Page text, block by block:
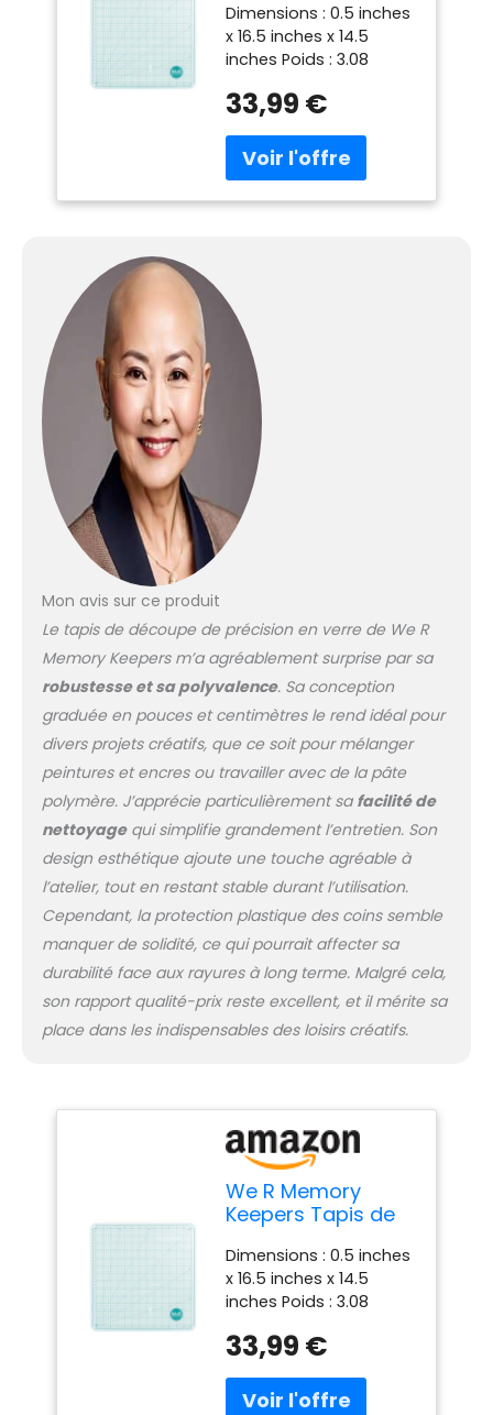
précision Verre 13
Dimensions : 0.5 inches
x 16.5 inches x 14.5
inches Poids : 3.08
33,99 €
Mon avis sur ce produit
Le tapis de découpe de précision en verre de We R
Memory Keepers m’a agréablement surprise par sa
robustesse et sa polyvalence. Sa conception
graduée en pouces et centimètres le rend idéal pour
divers projets créatifs, que ce soit pour mélanger
peintures et encres ou travailler avec de la pâte
polymère. J’apprécie particulièrement sa facilité de
nettoyagequi simplifie grandement l’entretien. Son
design esthétique ajoute une touche agréable à
l’atelier, tout en restant stable durant l’utilisation.
Cependant, la protection plastique des coins semble
manquer de solidité, ce qui pourrait affecter sa
durabilité face aux rayures à long terme. Malgré cela,
son rapport qualité-prix reste excellent, et il mérite sa
place dans les indispensables des loisirs créatifs.
We R Memory
Keepers Tapis de
précision Verre 13
Dimensions : 0.5 inches
x 16.5 inches x 14.5
inches Poids : 3.08
33,99 €